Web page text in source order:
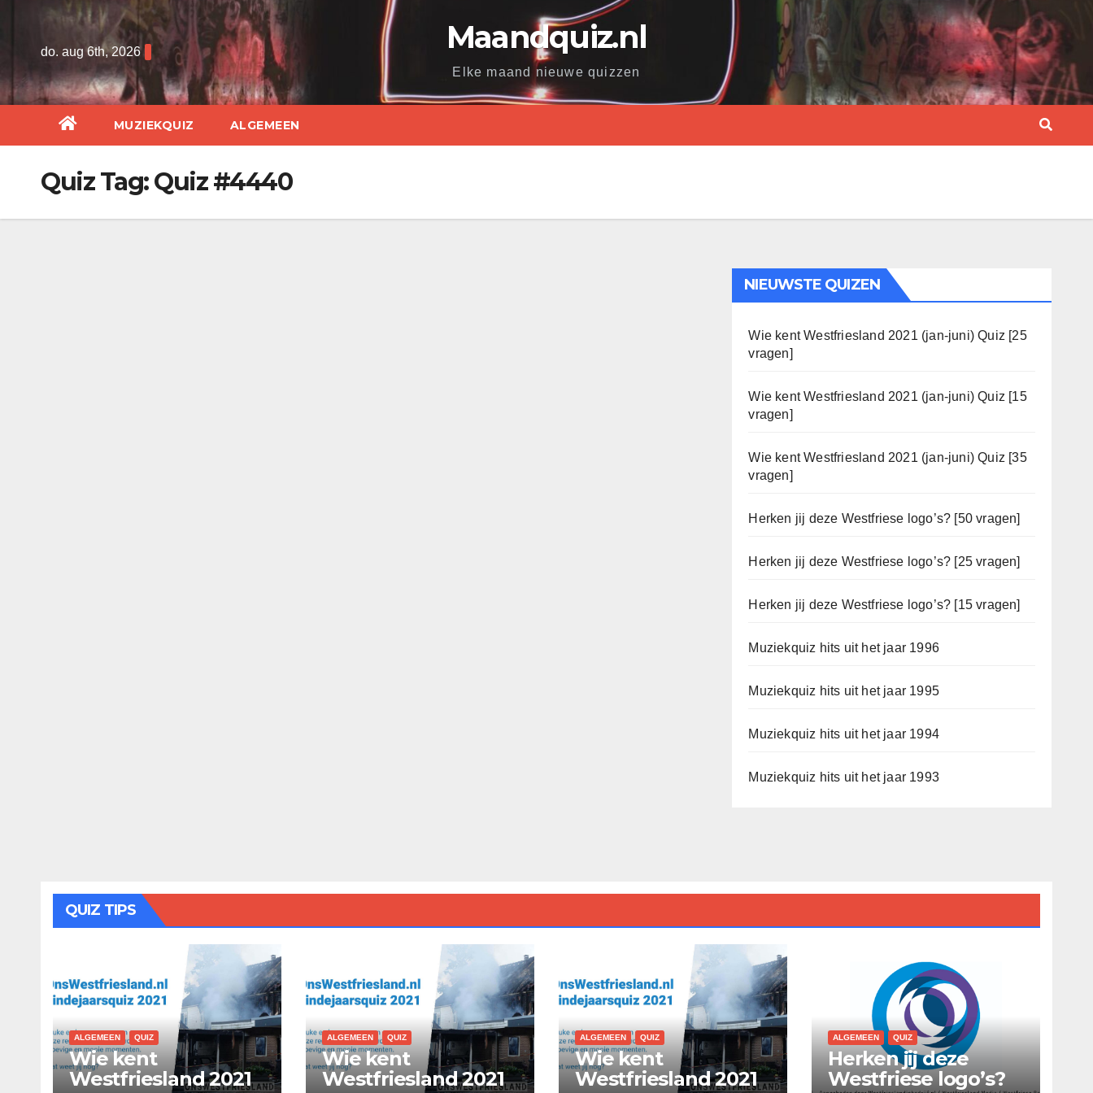
inhoud
do. aug 6th, 2026 Maandquiz.nl
Elke maand nieuwe quizzen
MUZIEKQUIZ ALGEMEEN
Quiz Tag:Quiz #4440
NIEUWSTE QUIZEN
Wie kent Westfriesland 2021 (jan-juni) Quiz [25
vragen]
Wie kent Westfriesland 2021 (jan-juni) Quiz [15
vragen]
Wie kent Westfriesland 2021 (jan-juni) Quiz [35
vragen]
Herken jij deze Westfriese logo’s? [50 vragen]
Herken jij deze Westfriese logo’s? [25 vragen]
Herken jij deze Westfriese logo’s? [15 vragen]
Muziekquiz hits uit het jaar 1996
Muziekquiz hits uit het jaar 1995
Muziekquiz hits uit het jaar 1994
Muziekquiz hits uit het jaar 1993
QUIZ TIPS
ALGEMEEN QUIZ
Wie kent
Westfriesland 2021
ALGEMEEN QUIZ
Wie kent
Westfriesland 2021
ALGEMEEN QUIZ
Wie kent
Westfriesland 2021
ALGEMEEN QUIZ
Herken jij deze
Westfriese logo’s?